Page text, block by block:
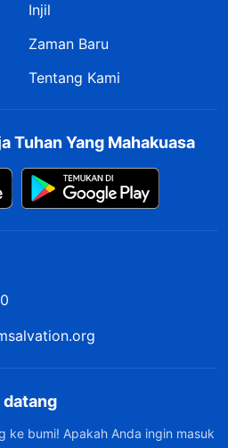
Injil
Zaman Baru
Tentang Kami
Tuhan Yang Mahakuasa
datang
ke bumi! Apakah Anda ingin masuk